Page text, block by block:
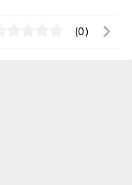
(0)